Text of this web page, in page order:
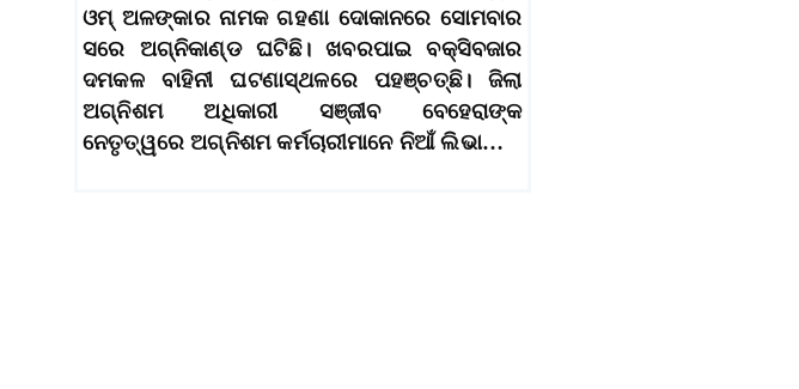
ଓମ୍‌ ଅଳଙ୍କାର ନାମକ ଗହଣା ଦୋକାନରେ ସୋମବାର
ସରେ ଅଗ୍ନିକାଣ୍ଡ ଘଟିଛି। ଖବରପାଇ ବକ୍ସିବଜାର
ଦମକଳ ବାହିନୀ ଘଟଣାସ୍ଥଳରେ ପହଞ୍ଚତ୍ଛି। ଜିଲା
ଅଗ୍ନିଶମ ଅଧିକାରୀ ସଞ୍ଜୀବ ବେହେରାଙ୍କ
ନେତୃତ୍ୱରେ ଅଗ୍ନିଶମ କର୍ମଚାରୀମାନେ ନିଆଁ ଲିଭା…